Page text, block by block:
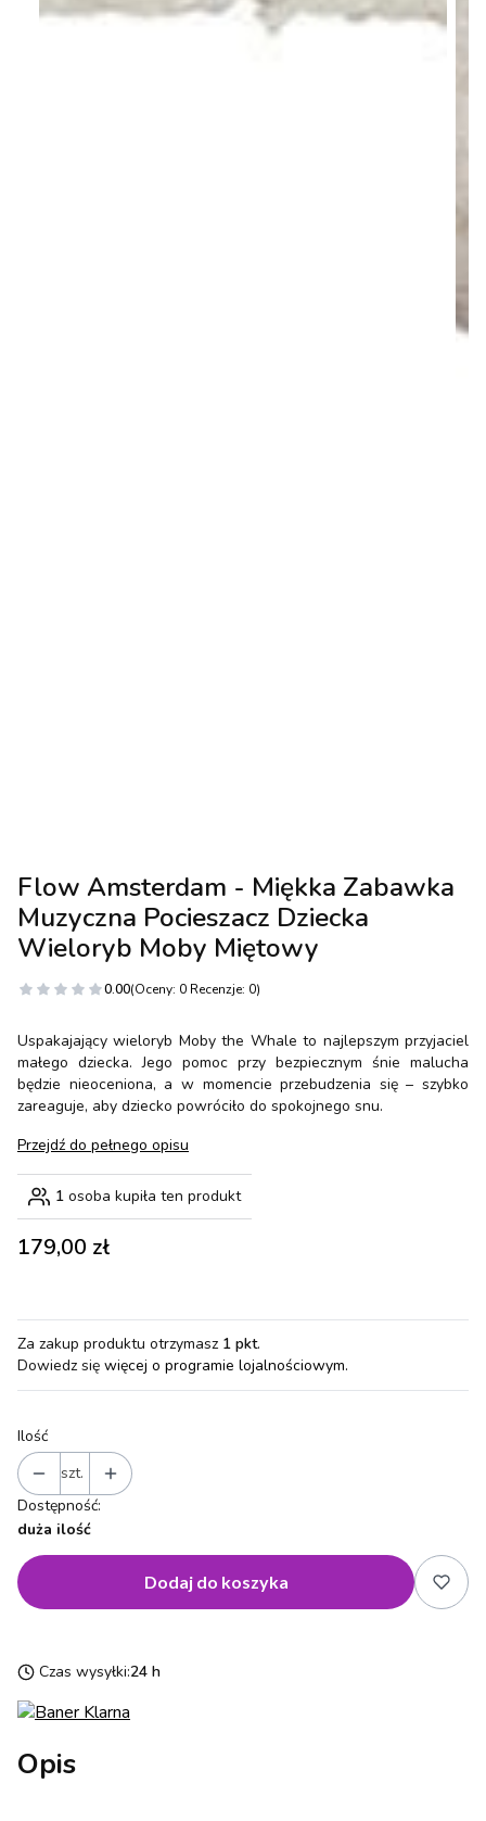
Flow Amsterdam - Miękka Zabawka
Muzyczna Pocieszacz Dziecka
Wieloryb Moby Miętowy
0.00(Oceny: 0 Recenzje: 0)
Uspakajający wieloryb Moby the Whale to najlepszym przyjaciel
małego dziecka. Jego pomoc przy bezpiecznym śnie malucha
będzie nieoceniona, a w momencie przebudzenia się – szybko
zareaguje, aby dziecko powróciło do spokojnego snu.
Przejdź do pełnego opisu
1 osoba kupiła ten produkt
Cena
179,00 zł
Za zakup produktu otrzymasz 1 pkt.
Dowiedz się więcej o programie lojalnościowym.
Ilość
szt.
Dostępność:
duża ilość
Dodaj do koszyka
Czas wysyłki:24 h
Opis